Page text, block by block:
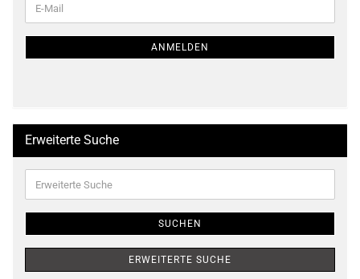
ZUR
E-
Mail
ANMELDEN
Erweiterte Suche
Suche
SUCHEN
ERWEITERTE SUCHE